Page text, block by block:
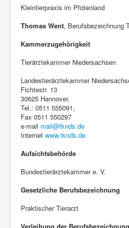
Kleintierpraxis im Pfotenland
Thomas Went, Berufsbezeichnung
Kammerzugehörigkeit
Tierärztekammer Niedersachsen
Landestierärztekammer
Fichtestr. 13
30625 Hannover,
Tel.: 0511 555091,
Fax 0511 550297
e-mail mail@tknds.de
Internet www.tknds.de
Aufsichtsbehörde
Bundestierärztekammer e. V.
Gesetzliche Berufsbezeichnung
Praktischer Tierarzt